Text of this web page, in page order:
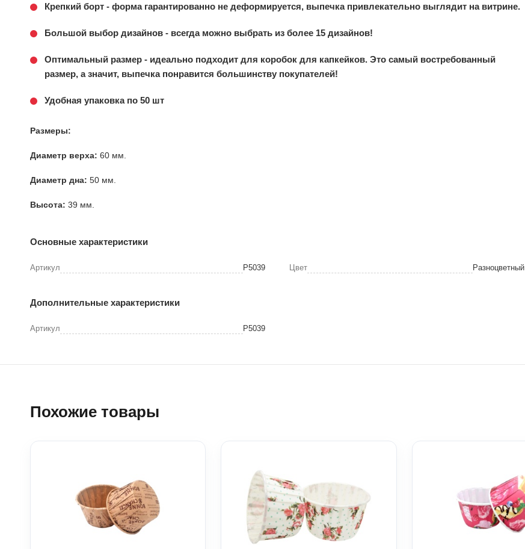
Крепкий борт - форма гарантированно не деформируется, выпечка привлекательно выглядит на витрине.
Большой выбор дизайнов - всегда можно выбрать из более 15 дизайнов!
Оптимальный размер - идеально подходит для коробок для капкейков. Это самый востребованный
размер, а значит, выпечка понравится большинству покупателей!
Удобная упаковка по 50 шт
Размеры:
Диаметр верха: 60 мм.
Диаметр дна: 50 мм.
Высота: 39 мм.
Основные характеристики
Артикул P5039 Цвет Разноцветный
Дополнительные характеристики
Артикул P5039
Похожие товары